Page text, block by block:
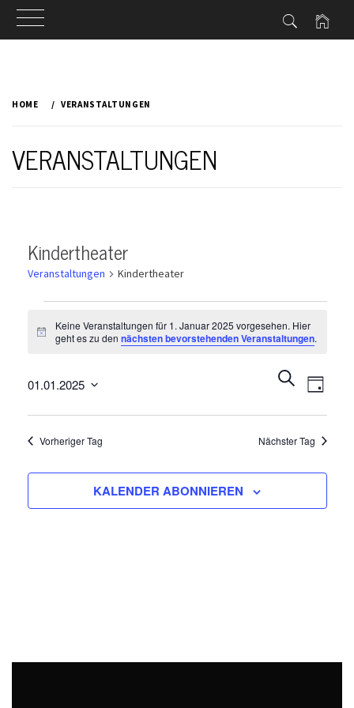
HOME VERANSTALTUNGEN
VERANSTALTUNGEN
Kindertheater
Veranstaltungen Kindertheater
Veranstaltungen
für
Januar
2025
Hinweis
Keine Veranstaltungen für 1. Januar 2025 vorgesehen. Hier
geht es zu den nächsten bevorstehenden Veranstaltungen.
Such-
und
SUCHE
TAG
01.01.2025
Vorheriger Tag Nächster Tag
KALENDER ABONNIEREN